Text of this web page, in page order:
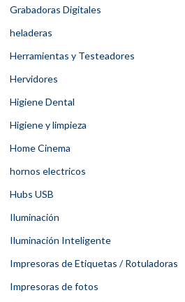
Grabadoras Digitales
heladeras
Herramientas y Testeadores
Hervidores
Higiene Dental
Higiene y limpieza
Home Cinema
hornos electricos
Hubs USB
Iluminación
Iluminación Inteligente
Impresoras de Etiquetas / Rotuladoras
Impresoras de fotos